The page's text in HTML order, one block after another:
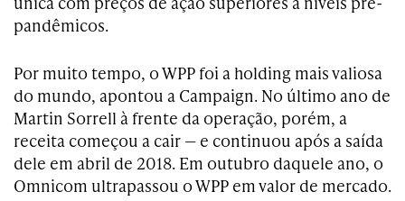
pandêmicos.
Por muito tempo, o WPP foi a holding mais valiosa
do mundo, apontou a Campaign. No último ano de
Martin Sorrell à frente da operação, porém, a
receita começou a cair — e continuou após a saída
dele em abril de 2018. Em outubro daquele ano, o
Omnicom ultrapassou o WPP em valor de mercado.